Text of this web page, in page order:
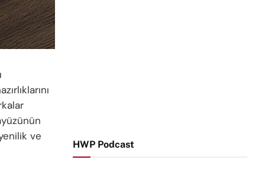
ve
HWP Podcast